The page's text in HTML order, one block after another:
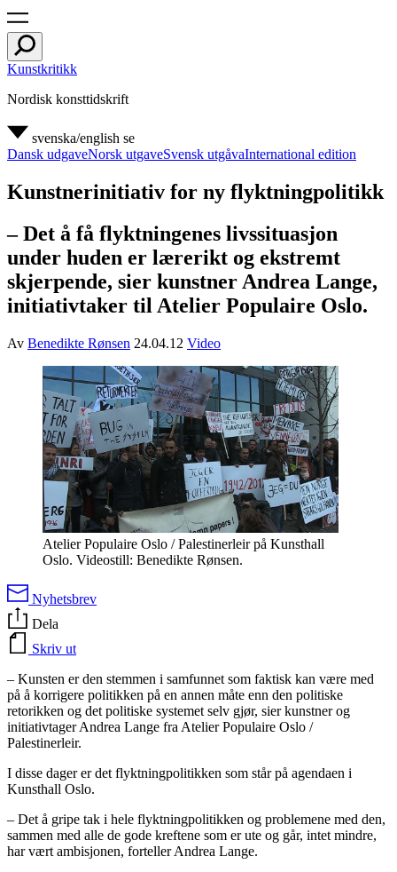
Kunstkritikk
Nordisk konsttidskrift
svenska/english se
Dansk udgaveNorsk utgaveSvensk utgåvaInternational edition
Kunstnerinitiativ for ny flyktningpolitikk
– Det å få flyktningenes livssituasjon
under huden er lærerikt og ekstremt
skjerpende, sier kunstner Andrea Lange,
initiativtaker til Atelier Populaire Oslo.
Av Benedikte Rønsen 24.04.12 Video
Atelier Populaire Oslo / Palestinerleir på Kunsthall
Oslo. Videostill: Benedikte Rønsen.
Nyhetsbrev
Dela
Skriv ut
– Kunsten er den stemmen i samfunnet som faktisk kan være med
på å korrigere politikken på en annen måte enn den politiske
retorikken og det politiske systemet selv gjør, sier kunstner og
initiativtager Andrea Lange fra Atelier Populaire Oslo /
Palestinerleir.
I disse dager er det flyktningpolitikken som står på agendaen i
Kunsthall Oslo.
– Det å gripe tak i hele flyktningpolitikken og problemene med den,
sammen med alle de gode kreftene som er ute og går, intet mindre,
har vært ambisjonen, forteller Andrea Lange.